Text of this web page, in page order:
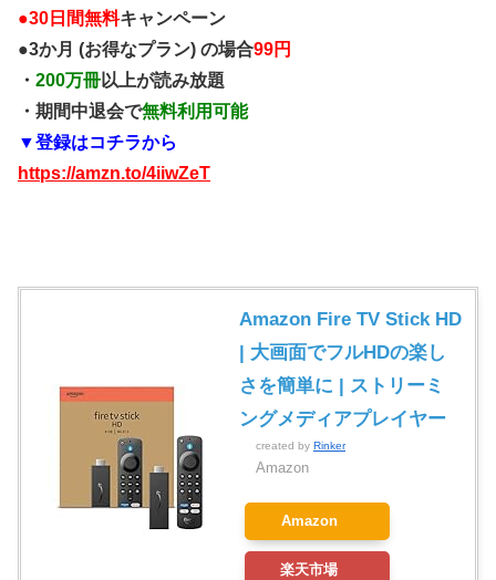
●30日間無料キャンペーン
●3か月 (お得なプラン) の場合99円
・ 200万冊以上が読み放題
・期間中退会で無料利用可能
▼登録はコチラから
https://amzn.to/4iiwZeT
Amazon Fire TV Stick HD
| 大画面でフルHDの楽し
さを簡単に | ストリーミ
ングメディアプレイヤー
created by Rinker
Amazon
Amazon
楽天市場